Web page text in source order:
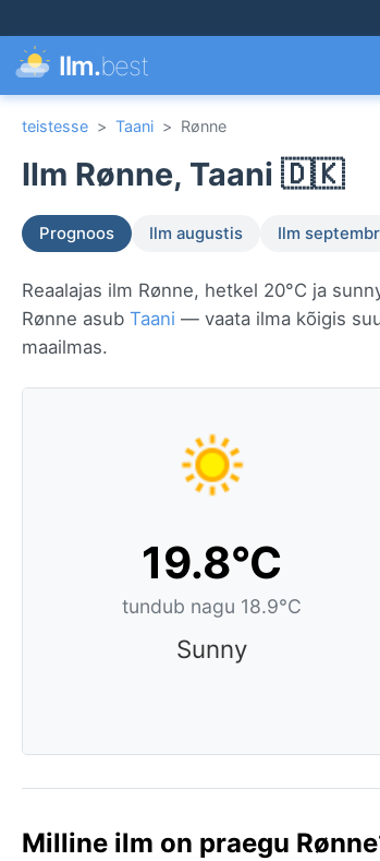
Ilm.best
teistesse > Taani > Rønne
Ilm Rønne, Taani 🇩🇰
Prognoos Ilm augustis Ilm
Reaalajas ilm Rønne, hetkel 20°C ja
Rønne asub Taani — vaata ilma kõigis
maailmas.
19.8°C
tundub nagu 18.9°C
Sunny
Milline ilm on praegu